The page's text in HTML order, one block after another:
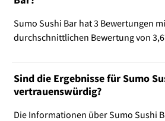
Sumo Sushi Bar hat 3 Bewertungen
durchschnittlichen Bewertung von
Sind die Ergebnisse für Sumo
vertrauenswürdig?
Die Informationen über Sumo Sushi